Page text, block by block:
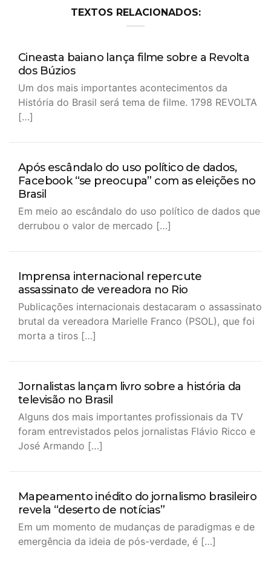
TEXTOS RELACIONADOS:
Cineasta baiano lança filme sobre a Revolta
dos Búzios
Um dos mais importantes acontecimentos da
História do Brasil será tema de filme. 1798 REVOLTA
[…]
Após escândalo do uso político de dados,
Facebook “se preocupa” com as eleições no
Brasil
Em meio ao escândalo do uso político de dados que
derrubou o valor de mercado […]
Imprensa internacional repercute
assassinato de vereadora no Rio
Publicações internacionais destacaram o assassinato
brutal da vereadora Marielle Franco (PSOL), que foi
morta a tiros […]
Jornalistas lançam livro sobre a história da
televisão no Brasil
Alguns dos mais importantes profissionais da TV
foram entrevistados pelos jornalistas Flávio Ricco e
José Armando […]
Mapeamento inédito do jornalismo brasileiro
revela “deserto de notícias”
Em um momento de mudanças de paradigmas e de
emergência da ideia de pós-verdade, é […]